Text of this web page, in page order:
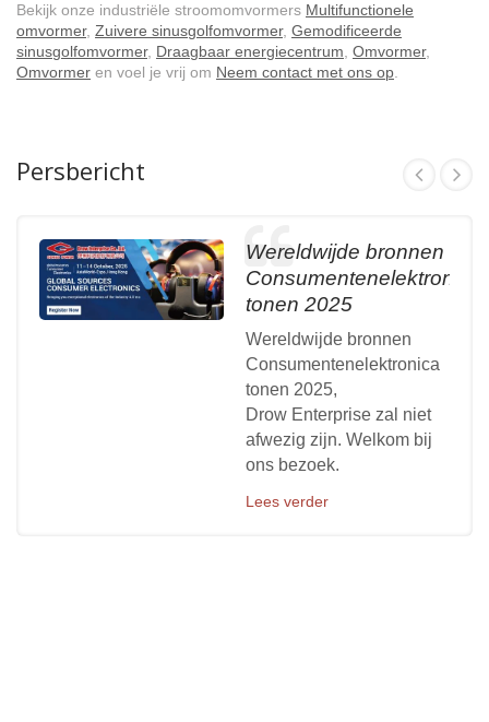
Bekijk onze industriële stroomomvormers Multifunctionele
omvormer, Zuivere sinusgolfomvormer, Gemodificeerde
sinusgolfomvormer, Draagbaar energiecentrum Omvormer,
Omvormer en voel je vrij om Neem contact met ons op
Persbericht
Wereldwijde bronnen
Consumentenelektronica
tonen 2025
Wereldwijde bronnen
Consumentenelektronica
tonen 2025,
Drow Enterprise zal niet
afwezig zijn. Welkom bij
ons bezoek.
Lees verder